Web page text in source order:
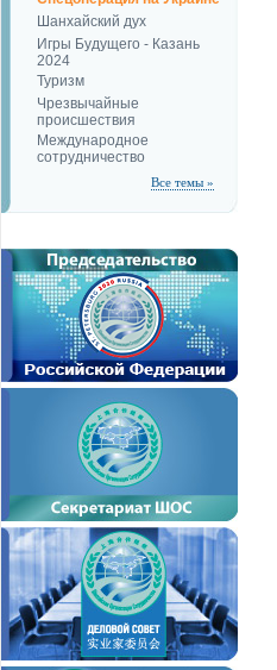
Шанхайский дух
Игры Будущего - Казань
2024
Туризм
Чрезвычайные
происшествия
Международное
сотрудничество
Все темы »